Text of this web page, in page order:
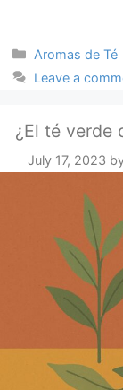
Categories
Aromas de Té
Leave a
¿El té verde
July 17, 2023